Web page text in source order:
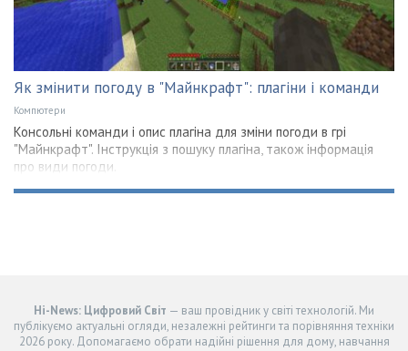
Як змінити погоду в "Майнкрафт": плагіни і команди
Компютери
Консольні команди і опис плагіна для зміни погоди в грі
"Майнкрафт". Інструкція з пошуку плагіна, також інформація
про види погоди.
Hi-News: Цифровий Світ — ваш провідник у світі технологій. Ми
публікуємо актуальні огляди, незалежні рейтинги та порівняння техніки
2026 року. Допомагаємо обрати надійні рішення для дому, навчання